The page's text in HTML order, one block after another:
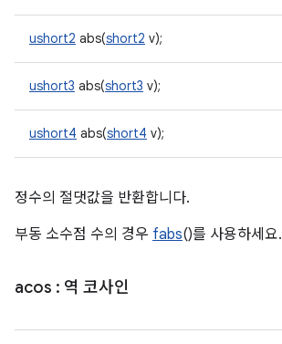
ushort2 abs(short2 v);
ushort3 abs(short3 v);
ushort4 abs(short4 v);
정수의 절댓값을 반환합니다.
부동 소수점 수의 경우 fabs()를 사용하세요.
acos : 역 코사인